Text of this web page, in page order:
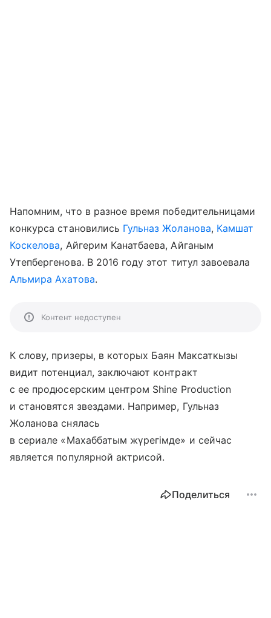
Напомним, что в разное время победительницами
конкурса становились Гульназ Жоланова, Камшат
Коскелова, Айгерим Канатбаева, Айганым
Утепбергенова. В 2016 году этот титул завоевала
Альмира Ахатова.
Контент недоступен
К слову, призеры, в которых Баян Максаткызы
видит потенциал, заключают контракт
с ее продюсерским центром Shine Production
и становятся звездами. Например, Гульназ
Жоланова снялась
в сериале «Махаббатым жүрегімде» и сейчас
является популярной актрисой.
Поделиться